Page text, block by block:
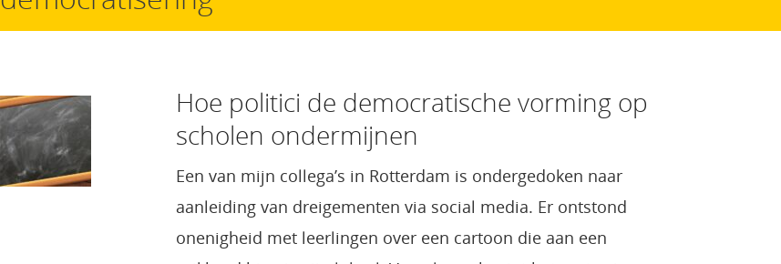
Hoe politici de democratische vorming op
scholen ondermijnen
Een van mijn collega’s in Rotterdam is ondergedoken naar
aanleiding van dreigementen via social media. Er ontstond
onenigheid met leerlingen over een cartoon die aan een